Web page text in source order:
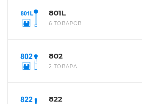
801L
6 ТОВАРОВ
802
2 ТОВАРА
822